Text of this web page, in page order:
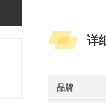
详
品牌